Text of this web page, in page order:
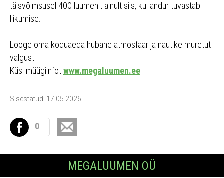
täisvõimsusel 400 luumenit ainult siis, kui andur tuvastab
liikumise.
Looge oma koduaeda hubane atmosfäär ja nautike muretut
valgust!
Küsi müügiinfotwww.megaluumen.ee
Sisestatud: 17.05.2026
0
MEGALUUMEN OÜ